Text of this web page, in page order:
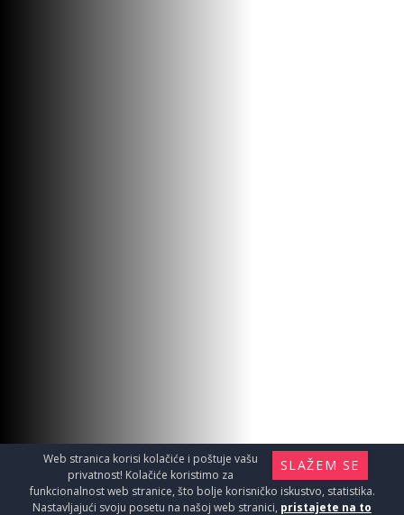
SLAŽEM SE
Web stranica korisi kolačiće i poštuje vašu
privatnost! Kolačiće koristimo za
funkcionalnost web stranice, što bolje korisničko iskustvo, statistika.
Nastavljajući svoju posetu na našoj web stranici, pristajete na to